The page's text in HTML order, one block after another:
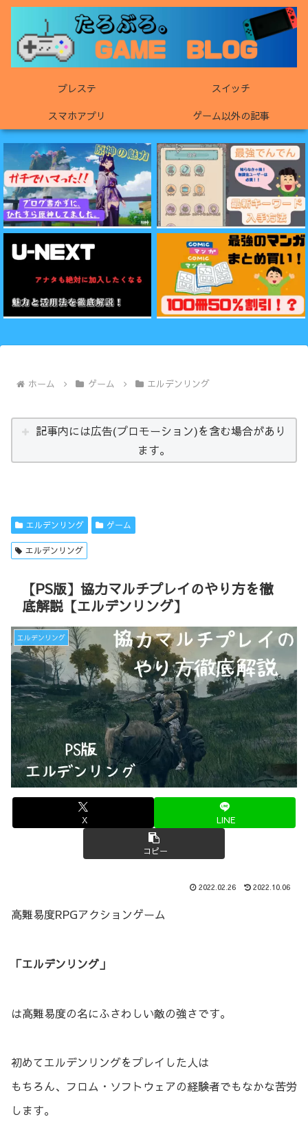
プレステ
スイッチ
スマホアプリ
ゲーム以外の記事
ホーム ゲーム エルデンリング
記事内には広告(プロモーション)を含む場合があり
ます。
エルデンリング ゲーム
エルデンリング
【PS版】協力マルチプレイのやり方を徹
底解説【エルデンリング】
エルデンリング
X LINE
コピー
2022.02.26 2022.10.06
高難易度RPGアクションゲーム
「エルデンリング」
は高難易度の名にふさわしい敵の強さです。
初めてエルデンリングをプレイした人は
もちろん、フロム・ソフトウェアの経験者でもなかな苦労
します。